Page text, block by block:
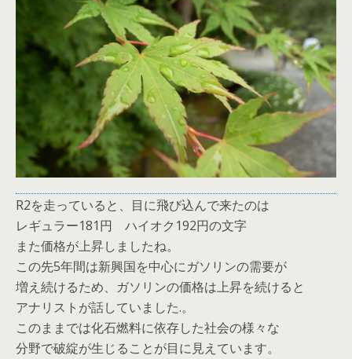
R2を走っていると、目に飛び込んで来たのは
レギュラー181円 ハイオク192円の文字
また価格が上昇しましたね。
この先5年間は新興国を中心にガソリンの需要が
増え続けるため、ガソリンの価格は上昇を続けると
アナリストが話していました.。
このままでは化石燃料に依存した社会の様々な
分野で破綻が生じることが目に見えています。